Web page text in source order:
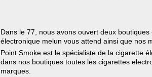
Dans le 77, nous avons ouvert deux
électronique melun vous attend ainsi que nos
Point Smoke est le spécialiste de la cigarette
dans nos boutiques toutes les cigarettes
marques.